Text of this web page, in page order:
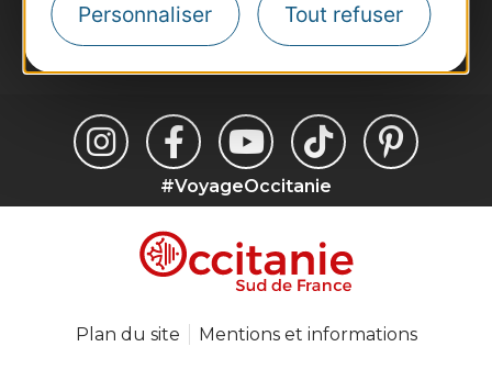
Personnaliser Tout refuser
Je m'abonne
#VoyageOccitanie
Plan du site Mentions et informations